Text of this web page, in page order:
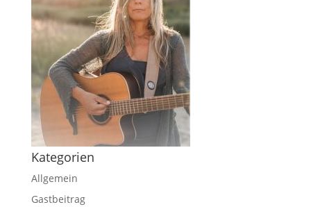
Kategorien
Allgemein
Gastbeitrag